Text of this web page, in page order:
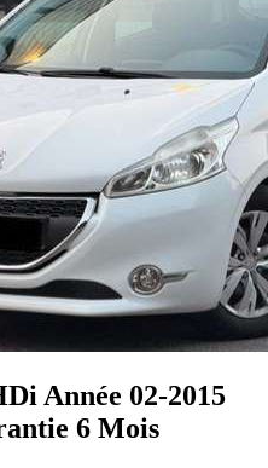
Année 02-2015
6 Mois